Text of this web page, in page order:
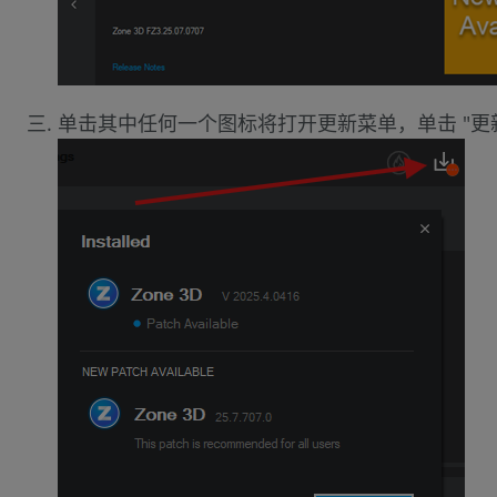
单击其中任何一个图标将打开更新菜单，单击 "更